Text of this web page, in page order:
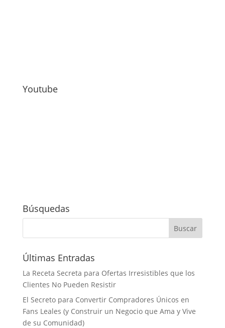
Youtube
Búsquedas
Últimas Entradas
La Receta Secreta para Ofertas Irresistibles que los
Clientes No Pueden Resistir
El Secreto para Convertir Compradores Únicos en
Fans Leales (y Construir un Negocio que Ama y Vive
de su Comunidad)